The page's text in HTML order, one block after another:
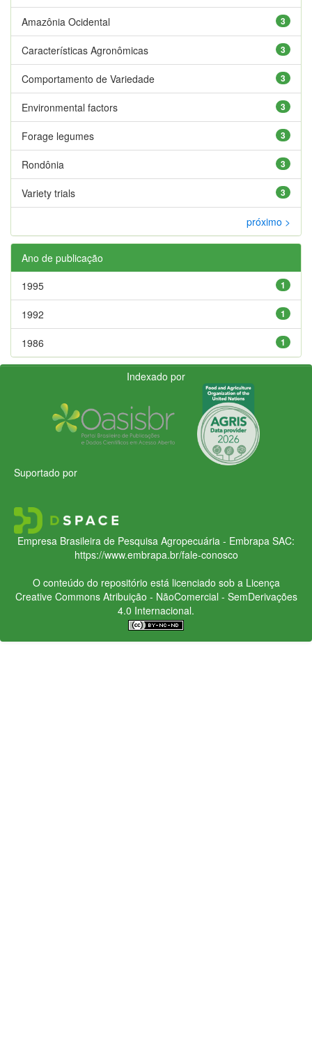
3
Amazônia Ocidental
3
Características Agronômicas
3
Comportamento de Variedade
3
Environmental factors
3
Forage legumes
3
Rondônia
3
Variety trials
próximo >
Ano de publicação
1
1995
1
1992
1
1986
Indexado por
Suportado por
Empresa Brasileira de Pesquisa Agropecuária - Embrapa SAC:
https://www.embrapa.br/fale-conosco
O conteúdo do repositório está licenciado sob a Licença
Creative CommonsAtribuição - NãoComercial - SemDerivações
4.0 Internacional.